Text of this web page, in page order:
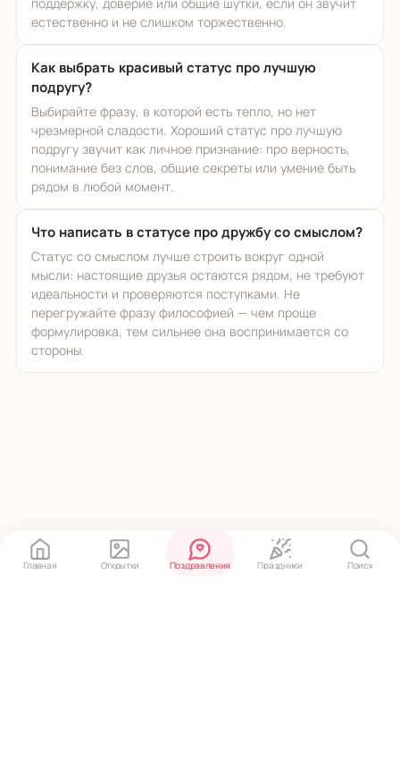
естественно и не слишком торжественно.
Как выбрать красивый статус про лучшую
подругу?
Выбирайте фразу, в которой есть тепло, но нет
чрезмерной сладости. Хороший статус про лучшую
подругу звучит как личное признание: про верность,
понимание без слов, общие секреты или умение быть
рядом в любой момент.
Что написать в статусе про дружбу со смыслом?
Статус со смыслом лучше строить вокруг одной
мысли: настоящие друзья остаются рядом, не требуют
идеальности и проверяются поступками. Не
перегружайте фразу философией — чем проще
формулировка, тем сильнее она воспринимается со
стороны.
Главная Открытки Поздравления Праздники Поиск